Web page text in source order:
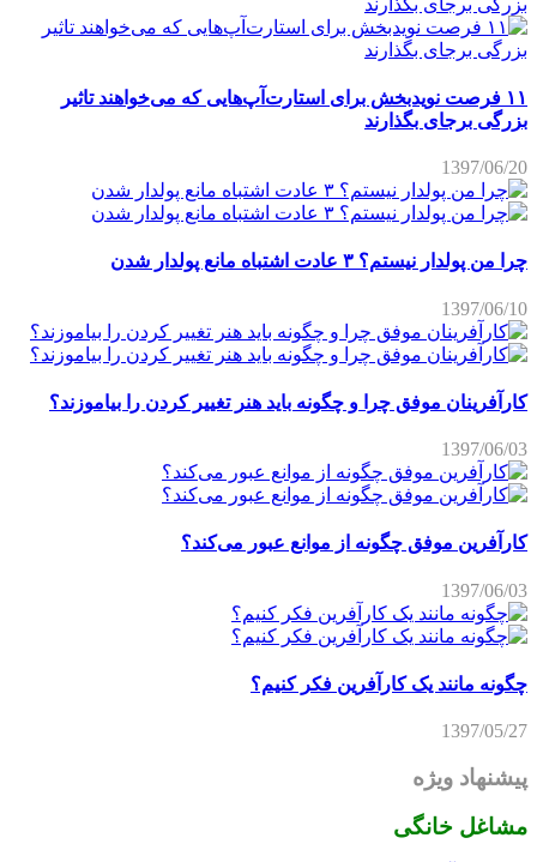
۱۱ فرصت نویدبخش برای استارت‌آپ‌هایی که می‌خواهند تاثیر
بزرگی برجای بگذارند
1397/06/20
چرا من پولدار نیستم؟ ۳ عادت اشتباه مانع پولدار شدن
1397/06/10
کارآفرینان موفق چرا و چگونه باید هنر تغییر کردن را بیاموزند؟
1397/06/03
کارآفرین موفق چگونه از موانع عبور می‌کند؟
1397/06/03
چگونه مانند یک کارآفرین فکر کنیم؟
1397/05/27
پیشنهاد ویژه
مشاغل خانگی